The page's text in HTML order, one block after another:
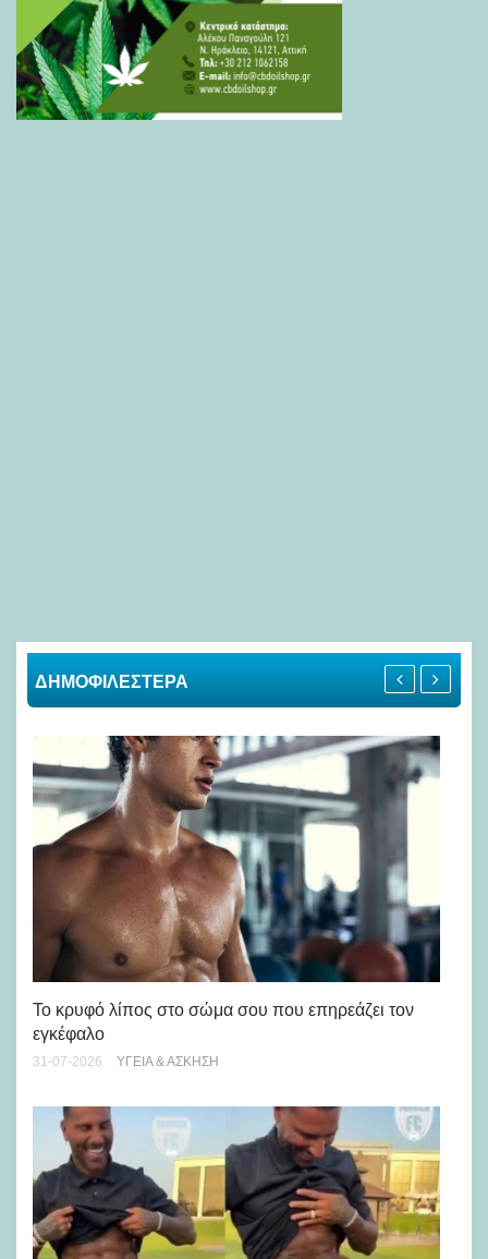
ΔΗΜΟΦΙΛΕΣΤΕΡΑ
Το κρυφό λίπος στο σώμα σου που επηρεάζει τον
εγκέφαλο
31-07-2026 ΥΓΕΊΑ & ΆΣΚΗΣΗ